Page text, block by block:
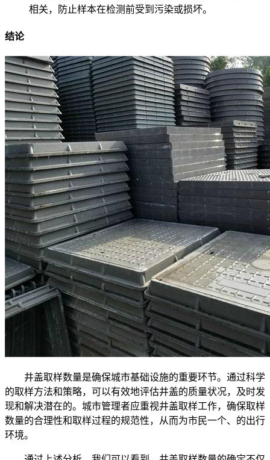
相关，防止样本在检测前受到污染或损坏。
结论
井盖取样数量是确保城市基础设施的重要环节。通过科学
的取样方法和策略，可以有效地评估井盖的质量状况，及时发
现和解决潜在的。城市管理者应重视井盖取样工作，确保取样
数量的合理性和取样过程的规范性，从而为市民一个、的出行
环境。